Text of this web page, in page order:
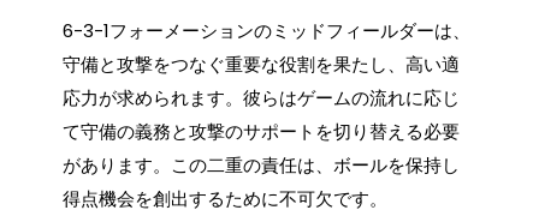
6-3-1フォーメーションのミッドフィールダーは、
守備と攻撃をつなぐ重要な役割を果たし、高い適
応力が求められます。彼らはゲームの流れに応じ
て守備の義務と攻撃のサポートを切り替える必要
があります。この二重の責任は、ボールを保持し
得点機会を創出するために不可欠です。